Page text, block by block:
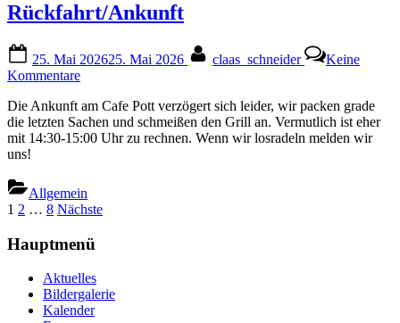
Rückfahrt/Ankunft
on
25. Mai 202625. Mai 2026 claas_schneider
Keine
Kommentarezu
Die Ankunft am Cafe Pott verzögert sich leider, wir packen grade
die letzten Sachen und schmeißen den Grill an. Vermutlich ist eher
mit 14:30-15:00 Uhr zu rechnen. Wenn wir losradeln melden wir
uns!
Allgemein
Seitennummerierung
der
Beiträge
1 2 … 8 Nächste
Hauptmenü
Aktuelles
Bildergalerie
Kalender